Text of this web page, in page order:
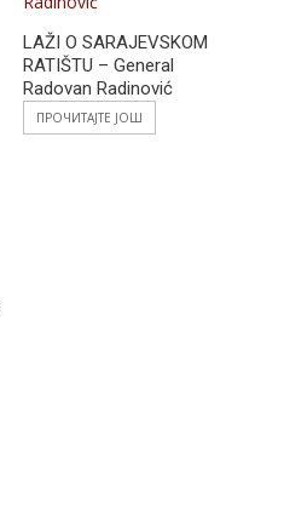
LAŽI O SARAJEVSKOM
RATIŠTU – General
Radovan Radinović
ПРОЧИТАЈТЕ ЈОШ